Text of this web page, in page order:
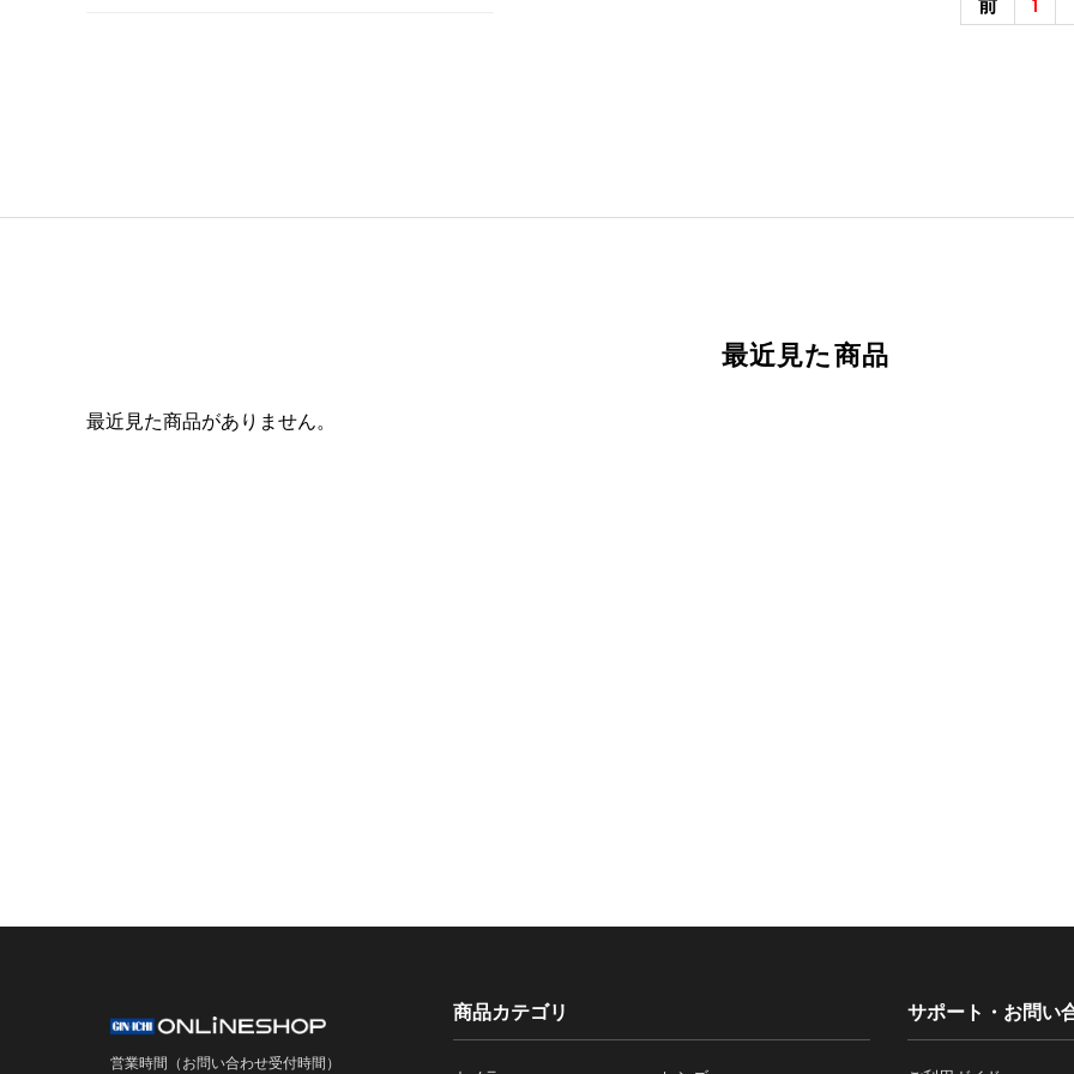
前 1
最近見た商品
最近見た商品がありません。
営業時間（お問い合わせ受付時間）
商品カテゴリ サポート・お問い